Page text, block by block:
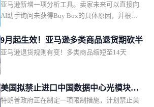
能
亚马逊新增一项分析工具。卖家未来可以直接向
AI助手询问未获得Buy Box的具体原因，并根据
9月起生效！亚马逊多类商品退货期砍半
亚马逊退货规则有变！多类商品缩短至14天
美国拟禁止进口中国数据中心光模块组
件
特朗普政府正在制定一项限制措施，计划禁止美